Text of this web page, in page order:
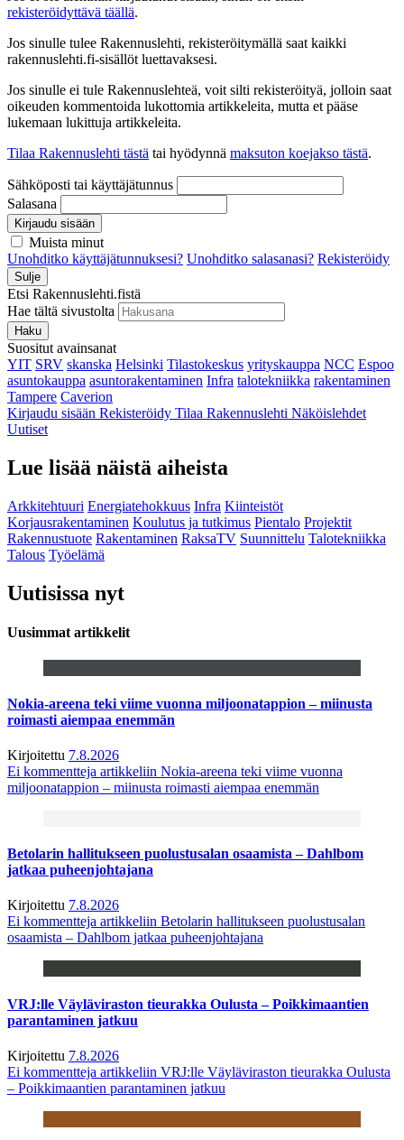
rekisteröidyttävä täällä.
Jos sinulle tulee Rakennuslehti, rekisteröitymällä saat kaikki
rakennuslehti.fi-sisällöt luettavaksesi.
Jos sinulle ei tule Rakennuslehteä, voit silti rekisteröityä, jolloin saat
oikeuden kommentoida lukottomia artikkeleita, mutta et pääse
lukemaan lukittuja artikkeleita.
Tilaa Rakennuslehti tästä tai hyödynnä maksuton koejakso tästä.
Sähköposti tai käyttäjätunnus
Salasana
Kirjaudu sisään
Muista minut
Unohditko käyttäjätunnuksesi? Unohditko salasanasi? Rekisteröidy
Sulje
Etsi Rakennuslehti.fistä
Hae tältä sivustolta
Haku
Suositut avainsanat
YIT SRV skanska Helsinki Tilastokeskus yrityskauppa NCC Espoo
asuntokauppa asuntorakentaminen Infra talotekniikka rakentaminen
Tampere Caverion
Kirjaudu sisään Rekisteröidy Tilaa Rakennuslehti Näköislehdet
Uutiset
Lue lisää näistä aiheista
Arkkitehtuuri Energiatehokkuus Infra Kiinteistöt
Korjausrakentaminen Koulutus ja tutkimus Pientalo Projektit
Rakennustuote Rakentaminen RaksaTV Suunnittelu Talotekniikka
Talous Työelämä
Uutisissa nyt
Uusimmat artikkelit
Nokia-areena teki viime vuonna miljoonatappion – miinusta
roimasti aiempaa enemmän
Kirjoitettu 7.8.2026
Ei kommentteja artikkeliin Nokia-areena teki viime vuonna
miljoonatappion – miinusta roimasti aiempaa enemmän
Betolarin hallitukseen puolustusalan osaamista – Dahlbom
jatkaa puheenjohtajana
Kirjoitettu 7.8.2026
Ei kommentteja artikkeliin Betolarin hallitukseen puolustusalan
osaamista – Dahlbom jatkaa puheenjohtajana
VRJ:lle Väyläviraston tieurakka Oulusta – Poikkimaantien
parantaminen jatkuu
Kirjoitettu 7.8.2026
Ei kommentteja artikkeliin VRJ:lle Väyläviraston tieurakka Oulusta
– Poikkimaantien parantaminen jatkuu